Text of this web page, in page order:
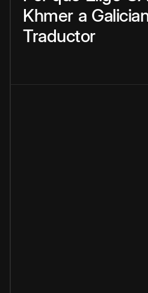
Khmer a
Traductor